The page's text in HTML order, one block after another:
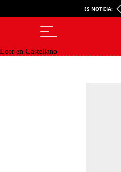
ES NOTICIA:
Leer en Castellano